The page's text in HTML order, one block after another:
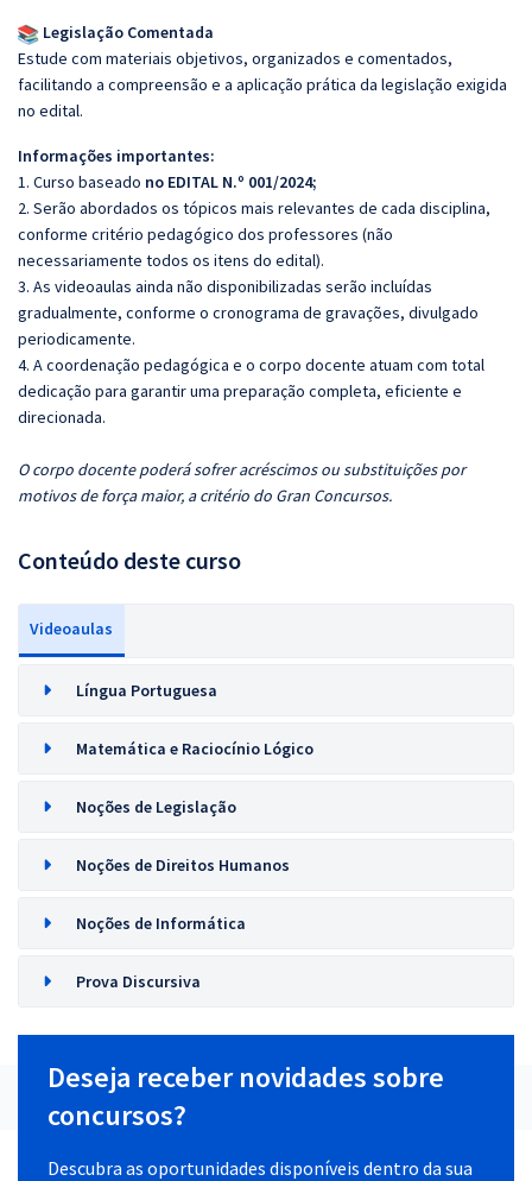
Legislação Comentada
Estude com materiais objetivos, organizados e comentados,
facilitando a compreensão e a aplicação prática da legislação exigida
no edital.
Informações importantes:
1. Curso baseado no EDITAL N.º 001/2024;
2. Serão abordados os tópicos mais relevantes de cada disciplina,
conforme critério pedagógico dos professores (não
necessariamente todos os itens do edital).
3. As videoaulas ainda não disponibilizadas serão incluídas
gradualmente, conforme o cronograma de gravações, divulgado
periodicamente.
4. A coordenação pedagógica e o corpo docente atuam com total
dedicação para garantir uma preparação completa, eficiente e
direcionada.
O corpo docente poderá sofrer acréscimos ou substituições por
motivos de força maior, a critério do Gran Concursos.
Conteúdo deste curso
Videoaulas
Língua Portuguesa
Matemática e Raciocínio Lógico
Noções de Legislação
Noções de Direitos Humanos
Noções de Informática
Prova Discursiva
Deseja receber novidades sobre
concursos?
Descubra as oportunidades disponíveis dentro da sua